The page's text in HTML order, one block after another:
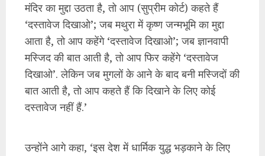
मंदिर का मुद्दा उठता है, तो आप (सुप्रीम कोर्ट) कहते हैं
‘दस्तावेज दिखाओ’; जब मथुरा में कृष्ण जन्मभूमि का मुद्दा
आता है, तो आप कहेंगे ‘दस्तावेज दिखाओ’; जब ज्ञानवापी
मस्जिद की बात आती है, तो आप फिर कहेंगे ‘दस्तावेज
दिखाओ’. लेकिन जब मुगलों के आने के बाद बनी मस्जिदों की
बात आती है, तो आप कहते हैं कि दिखाने के लिए कोई
दस्तावेज नहीं हैं.’
उन्होंने आगे कहा, ‘इस देश में धार्मिक युद्ध भड़काने के लिए